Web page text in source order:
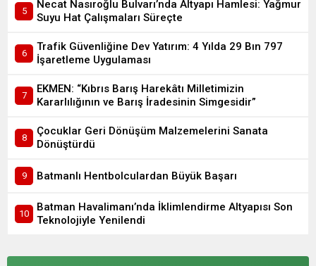
Necat Nasıroğlu Bulvarı’nda Altyapı Hamlesi: Yağmur
Suyu Hat Çalışmaları Süreçte
Trafik Güvenliğine Dev Yatırım: 4 Yılda 29 Bın 797
İşaretleme Uygulaması
EKMEN: “Kıbrıs Barış Harekâtı Milletimizin
Kararlılığının ve Barış İradesinin Simgesidir”
Çocuklar Geri Dönüşüm Malzemelerini Sanata
Dönüştürdü
Batmanlı Hentbolculardan Büyük Başarı
Batman Havalimanı’nda İklimlendirme Altyapısı Son
Teknolojiyle Yenilendi